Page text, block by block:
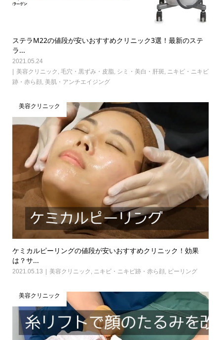
ステラM22の値段が安いおすすめクリニック3選！最新のステ
ラ...
2021.05.24
美容クリニック , 毛穴・黒ずみ・皮脂, シミ・美白・肝斑, ニキビ・ニキビ
跡・赤ら顔, 美肌・アンチエイジング
美容クリニック
ケミカルピーリングの値段が安いおすすめクリニック！効果
は？サ...
2021.05.13 美容クリニック ニキビ・ニキビ跡・赤ら顔, ピーリング
美容クリニック